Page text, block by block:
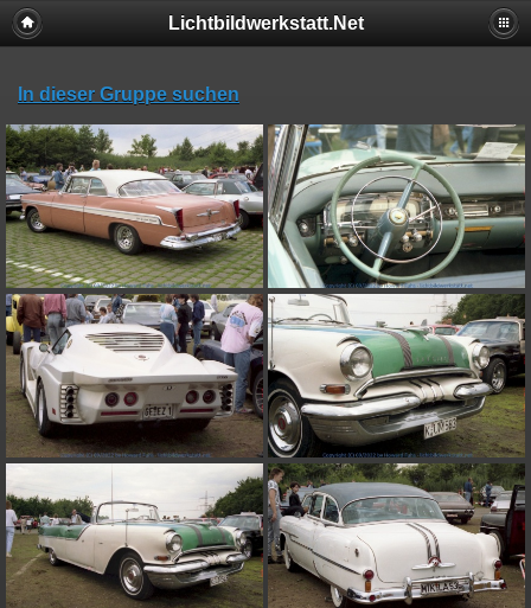
Lichtbildwerkstatt.Net
In dieser Gruppe suchen